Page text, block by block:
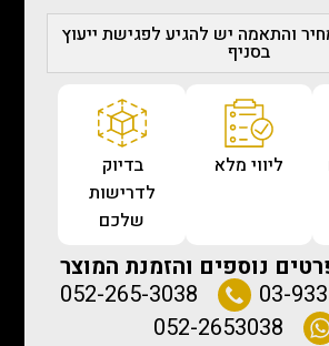
והתאמה יש להגיע לפגישת ייעוץ
בסניף
ליווי מלא
בדיוק
לדרישות
שלכם
נוספים והזמנת המוצר
03-
052-265-3038
052-2653038